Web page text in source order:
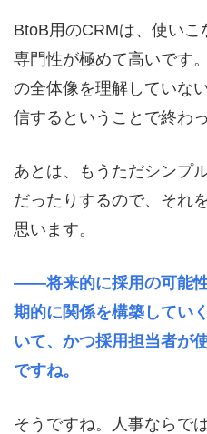
BtoB用のCRMは、使いこ
専門性が極めて高いです
の全体像を理解していな
信するということで終わ
あとは、もうただシンプ
だったりするので、それ
思います。
――将来的に採用の可能
期的に関係を構築してい
いて、かつ採用担当者が
ですね。
そうですね。人事ならで